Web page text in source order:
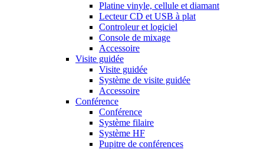
Platine vinyle, cellule et diamant
Lecteur CD et USB à plat
Controleur et logiciel
Console de mixage
Accessoire
Visite guidée
Visite guidée
Système de visite guidée
Accessoire
Conférence
Conférence
Système filaire
Système HF
Pupitre de conférences